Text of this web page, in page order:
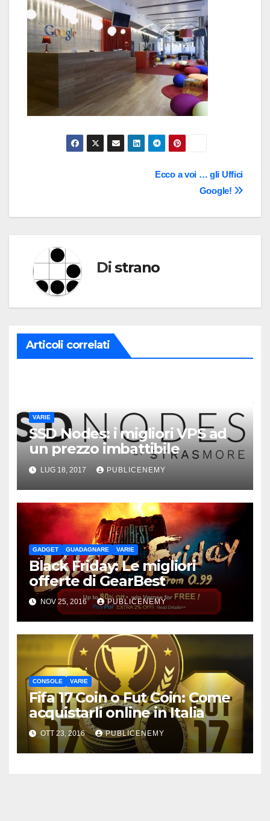
Ecco a voi … gli Uffici
Google!
Distrano
Articoli correlati
VARIE
SSD Nodes: i migliori VPS ad
un prezzo imbattibile
LUG 18, 2017 PUBLICENEMY
GADGET GUADAGNARE VARIE
Black Friday: Le migliori
offerte di GearBest
NOV 25, 2016 PUBLICENEMY
CONSOLE VARIE
Fifa 17 Coin o Fut Coin: Come
acquistarli online in Italia
OTT 23, 2016 PUBLICENEMY